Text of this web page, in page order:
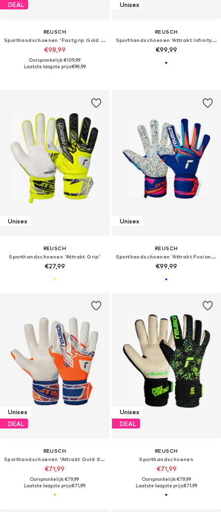
DEAL
REUSCH
Sporthandschoenen 'Fastgrip Gold X'
€98,99
Oorspronkelijk: €109,99
Laatste laagste prijs:€98,99
Unisex
REUSCH
Sporthandschoenen 'Attrakt Infinity Resistor'
€99,99
Unisex
REUSCH
Sporthandschoenen 'Attrakt Grip'
€27,99
Unisex
REUSCH
Sporthandschoenen 'Attrakt Fusion NC'
€99,99
Unisex
DEAL
REUSCH
Sporthandschoenen 'Attrakt Gold X NC'
€71,99
Oorspronkelijk: €79,99
Laatste laagste prijs:€71,99
Unisex
DEAL
REUSCH
Sporthandschoenen
€71,99
Oorspronkelijk: €79,99
Laatste laagste prijs:€71,99